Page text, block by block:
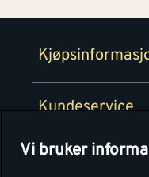
Retur- og
Kundeservice
Montér
Personvern
Vi bruker